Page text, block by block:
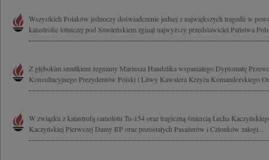
Wszystkich Polaków jednoczy doświadczenie jednej z największych tragedii w
katastrofie lotniczej pod Smoleńskiem zginął najwyższy przedstawiciel Państwa
Z głębokim smutkiem żegnamy Mariusza Handzlika wspaniałego Dyplomatę
Konsultacyjnego Prezydentów Polski i Litwy Kawalera Krzyża Komandorskiego
W związku z katastrofą samolotu Tu-154 oraz tragiczną śmiercią Lecha
Kaczyńskiej Pierwszej Damy RP oraz pozostałych Pasażerów i Członków załogi...